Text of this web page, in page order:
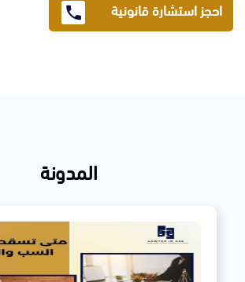
احجز استشارة قانونية
المدونة